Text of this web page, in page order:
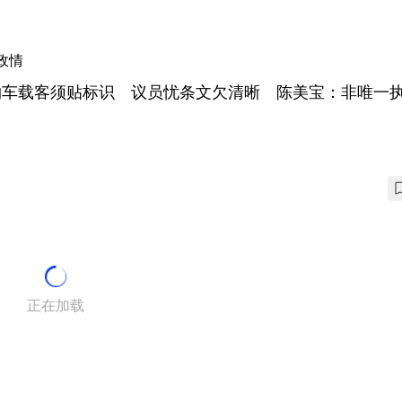
情
载客须贴标识 议员忧条文欠清晰 陈美宝：非唯一
正在加载